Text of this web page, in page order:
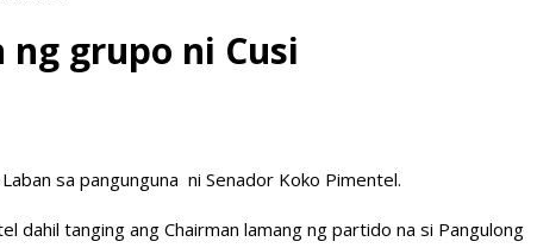
grupo ni Cusi
sa pangunguna ni Senador Koko Pimentel.
dahil tanging ang Chairman lamang ng partido na si Pangulong